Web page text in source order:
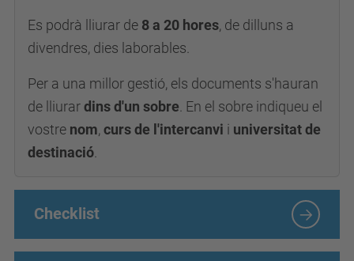
Es podrà lliurar de 8 a 20 hores, de dilluns a
divendres, dies laborables.
Per a una millor gestió, els documents s'hauran
de lliurardins d'un sobre . En el sobre indiqueu el
vostre nom, curs de l'intercanvi i universitat de
destinació
Checklist